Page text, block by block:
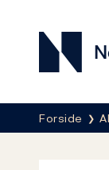
Her er
Forside